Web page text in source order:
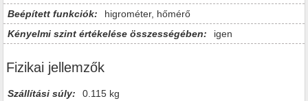
Beépített funkciók:
higrométer, hőmérő
Kényelmi szint értékelése összességében:
igen
Fizikai jellemzők
Szállítási súly: 0.115 kg